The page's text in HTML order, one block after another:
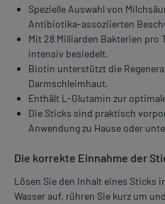
Spezielle Auswahl von
Antibiotika-assoziierten
Mit 28 Milliarden Bakterien pro
intensiv besiedelt.
Biotin unterstützt die
Darmschleimhaut.
Enthält L-Glutamin zur
Die Sticks sind praktisch
Anwendung zu Hause oder
Die korrekte Einnahme der
Lösen Sie den Inhalt eines Sticks
Wasser auf, rühren Sie kurz um